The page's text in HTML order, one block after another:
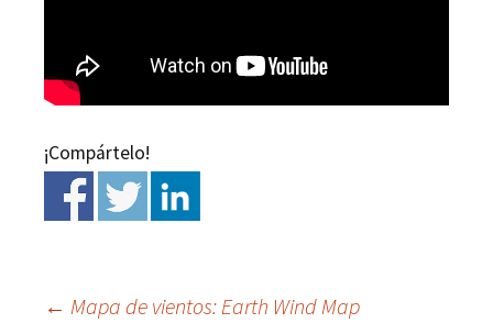
¡Compártelo!
← Mapa de vientos: Earth Wind Map